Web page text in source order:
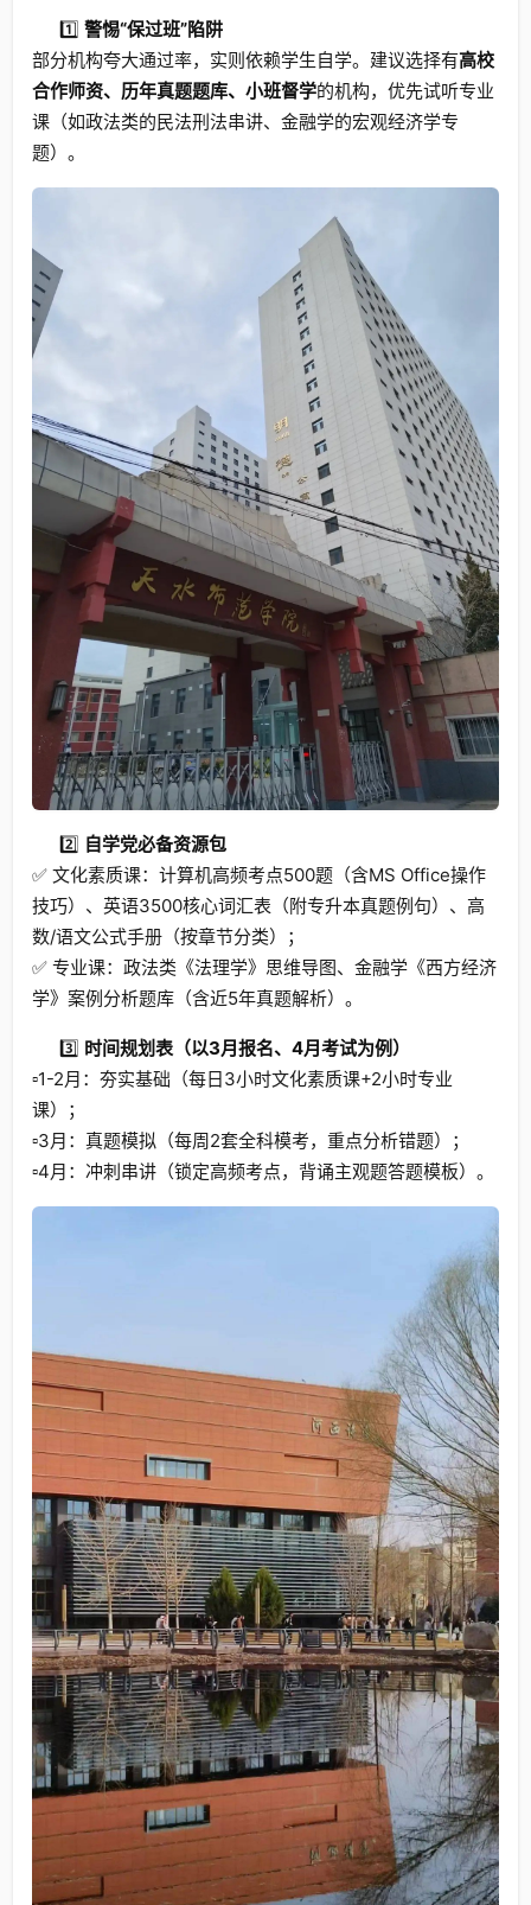
1️⃣ 警惕“保过班”陷阱
部分机构夸大通过率，实则依赖学生自学。建议选择有高校
合作师资、历年真题题库、小班督学的机构，优先试听专业
课（如政法类的民法刑法串讲、金融学的宏观经济学专
题）。
2️⃣ 自学党必备资源包
✅ 文化素质课：计算机高频考点500题（含MS Office操作
技巧）、英语3500核心词汇表（附专升本真题例句）、高
数/语文公式手册（按章节分类）；
✅ 专业课：政法类《法理学》思维导图、金融学《西方经济
学》案例分析题库（含近5年真题解析）。
3️⃣ 时间规划表（以3月报名、4月考试为例）
▫️1-2月：夯实基础（每日3小时文化素质课+2小时专业
课）；
▫️3月：真题模拟（每周2套全科模考，重点分析错题）；
▫️4月：冲刺串讲（锁定高频考点，背诵主观题答题模板）。